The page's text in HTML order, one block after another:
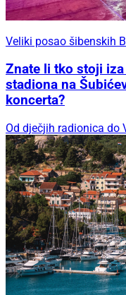
Veliki posao šibenskih
Znate li tko stoji
stadiona na
koncerta?
Od dječjih radionica do